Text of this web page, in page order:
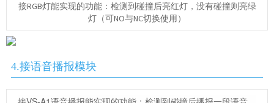
接RGB灯能实现的功能：检测到碰撞后亮红灯，没有碰撞则亮绿
灯（可NO与NC切换使用）
4.接语音播报模块